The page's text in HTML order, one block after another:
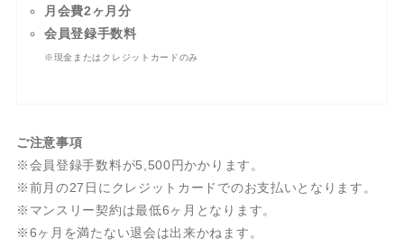
月会費2ヶ月分
会員登録手数料
※現金またはクレジットカードのみ
ご注意事項
※会員登録手数料が5,500円かかります。
※前月の27日にクレジットカードでのお支払いとなります。
※マンスリー契約は最低6ヶ月となります。
※6ヶ月を満たない退会は出来かねます。